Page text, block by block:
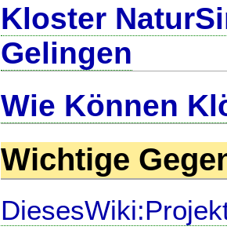
Kloster
Gelingen
Wie Können
Wichtige